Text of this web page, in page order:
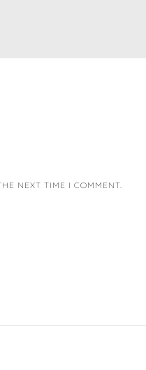
NEXT TIME I COMMENT.